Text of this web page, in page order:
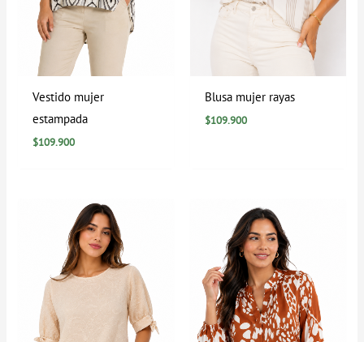
Vestido mujer
estampada
$109.900
Blusa mujer rayas
$109.900